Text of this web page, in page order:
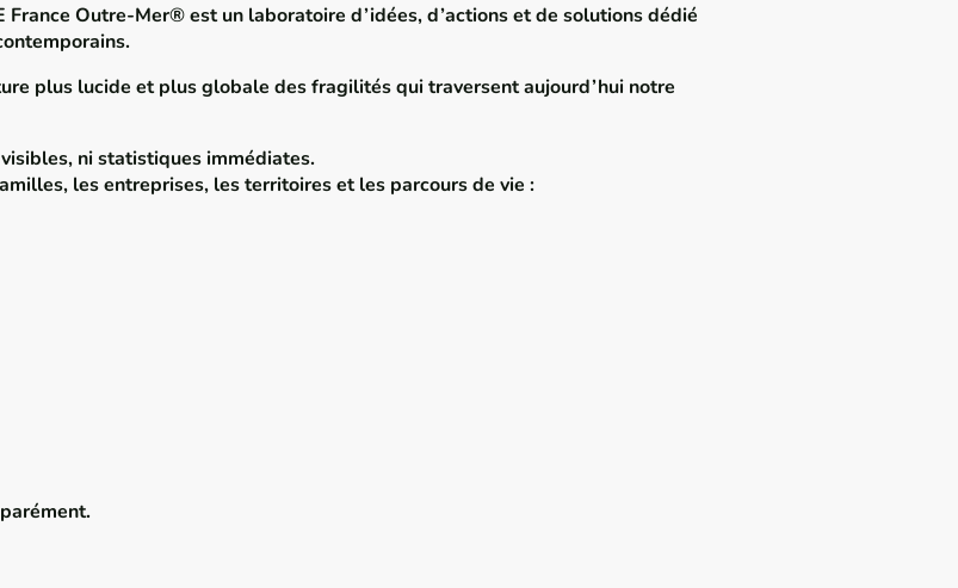
France Outre-Mer® est un laboratoire d’idées, d’actions et de solutions dédié
plus lucide et plus globale des fragilités qui traversent aujourd’hui notre
ni statistiques immédiates.
les entreprises, les territoires et les parcours de vie :